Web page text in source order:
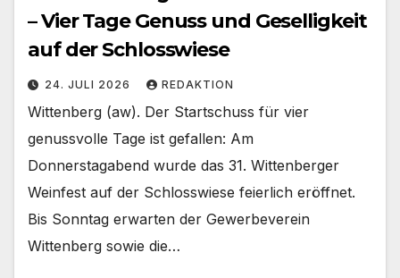
– Vier Tage Genuss und Geselligkeit
auf der Schlosswiese
24. JULI 2026 REDAKTION
Wittenberg (aw). Der Startschuss für vier
genussvolle Tage ist gefallen: Am
Donnerstagabend wurde das 31. Wittenberger
Weinfest auf der Schlosswiese feierlich eröffnet.
Bis Sonntag erwarten der Gewerbeverein
Wittenberg sowie die…